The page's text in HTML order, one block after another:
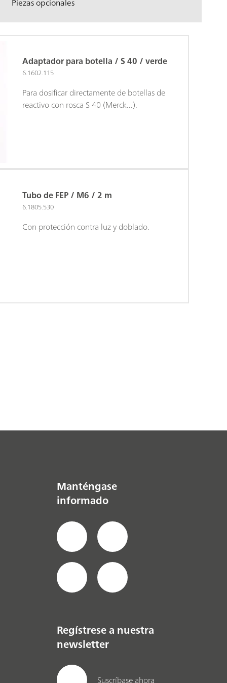
Adaptador para botella / S 40 / verde
6.1602.115
Para dosificar directamente de botellas de
reactivo con rosca S 40 (Merck...).
Tubo de FEP / M6 / 2 m
6.1805.530
Con protección contra luz y doblado.
Manténgase
informado
Regístrese a nuestra
newsletter